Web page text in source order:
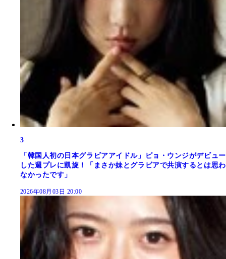
3
「韓国人初の日本グラビアアイドル」ピョ・ウンジがデビュー
した週プレに凱旋！「まさか妹とグラビアで共演するとは思わ
なかったです」
2026年08月03日 20:00